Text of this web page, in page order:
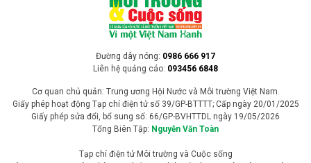
Đường dây nóng: 0986 666 917
Liên hệ quảng cáo: 093456 6848
Cơ quan chủ quản: Trung ương Hội Nước và Môi trường Việt Nam.
Giấy phép hoạt động Tạp chí điện tử số 39/GP-BTTTT; Cấp ngày 20/01/2025
Giấy phép sửa đổi, bổ sung số: 66/GP-BVHTTDL ngày 19/05/2026
Tổng Biên Tập: Nguyễn Văn Toàn
Tạp chí điện tử Môi trường và Cuộc sống